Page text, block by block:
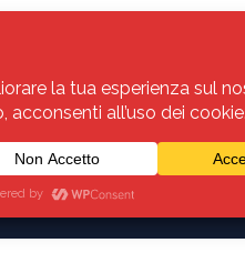
Assistenza